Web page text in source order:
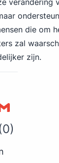
verandering
die om
zal
zijn.